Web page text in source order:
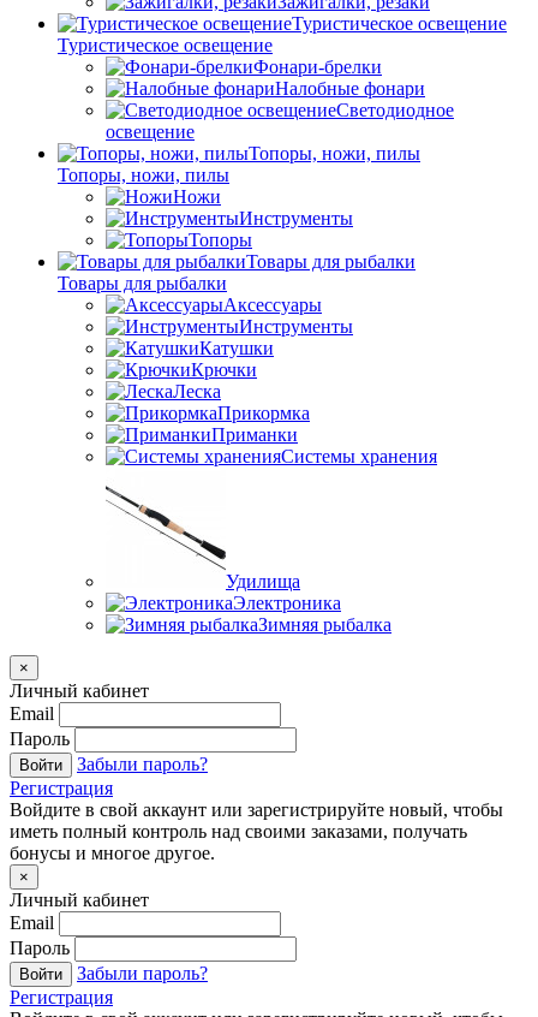
Туристическое освещение
Туристическое освещение
Фонари-брелки
Налобные фонари
Светодиодное
освещение
Топоры, ножи, пилы
Топоры, ножи, пилы
Ножи
Инструменты
Топоры
Товары для рыбалки
Товары для рыбалки
Аксессуары
Инструменты
Катушки
Крючки
Леска
Прикормка
Приманки
Системы хранения
Удилища
Электроника
Зимняя рыбалка
×
Личный кабинет
Email
Пароль
Войти
Забыли пароль?
Регистрация
Войдите в свой аккаунт или зарегистрируйте новый, чтобы
иметь полный контроль над своими заказами, получать
бонусы и многое другое.
×
Личный кабинет
Email
Пароль
Войти
Забыли пароль?
Регистрация